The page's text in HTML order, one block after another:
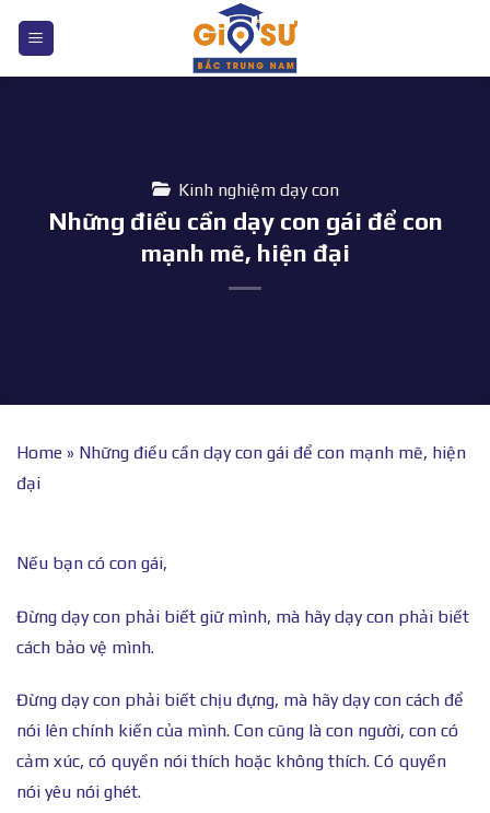
nội
Kinh nghiệm dạy con
Những điều cần dạy con gái để con
mạnh mẽ, hiện đại
Home » Những điều cần dạy con gái để con mạnh mẽ, hiện
đại
Nếu bạn có con gái,
Đừng dạy con phải biết giữ mình, mà hãy dạy con phải biết
cách bảo vệ mình.
Đừng dạy con phải biết chịu đựng, mà hãy dạy con cách để
nói lên chính kiến của mình. Con cũng là con người, con có
cảm xúc, có quyền nói thích hoặc không thích. Có quyền
nói yêu nói ghét.